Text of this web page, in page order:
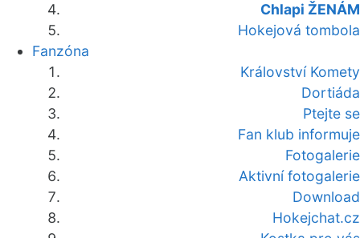
Chlapi ŽENÁM
Hokejová tombola
Fanzóna
Království Komety
Dortiáda
Ptejte se
Fan klub informuje
Fotogalerie
Aktivní fotogalerie
Download
Hokejchat.cz